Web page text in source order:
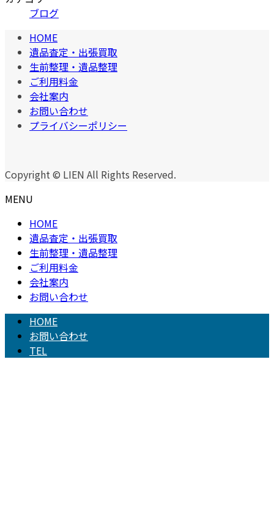
ブログ
HOME
遺品査定・出張買取
生前整理・遺品整理
ご利用料金
会社案内
お問い合わせ
プライバシーポリシー
Copyright © LIEN All Rights Reserved.
MENU
HOME
遺品査定・出張買取
生前整理・遺品整理
ご利用料金
会社案内
お問い合わせ
HOME
お問い合わせ
TEL